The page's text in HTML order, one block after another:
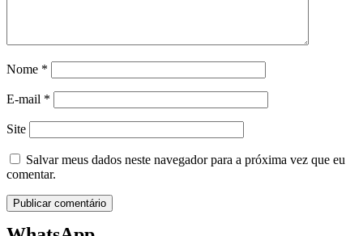
Nome *
E-mail *
Site
Salvar meus dados neste navegador para a próxima vez que eu
comentar.